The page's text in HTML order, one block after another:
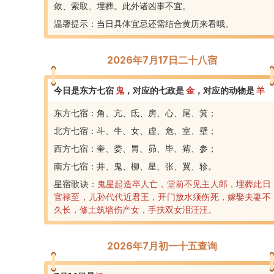
敛、索取、埋葬。此外诸凶事不宜。
温馨提示：当日具体宜忌还需结合黄历来看哦。
2026年7月17日二十八宿
今日是东方七宿 鬼， 对应的七政是金 ， 对应的动物是羊
东方七宿：角、亢、氐、房、心、尾、箕；
北方七宿：斗、牛、女、虚、危、室、壁；
西方七宿：奎、娄、胃、昴、毕、觜、参；
南方七宿：井、鬼、柳、星、张、翼、轸。
星宿歌诀： 鬼星起造卒人亡，堂前不见主人郎，埋葬此日
官禄至，儿孙代代近君王，开门放水须伤死，嫁娶夫妻不
久长，修土筑墙伤产女，手扶双女泪汪汪。
2026年7月初一十五查询